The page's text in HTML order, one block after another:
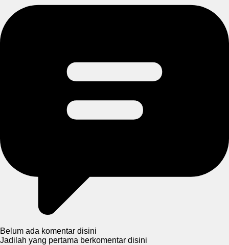
Belum ada komentar disini
Jadilah yang pertama berkomentar disini